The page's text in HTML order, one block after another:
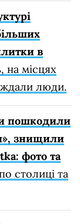
в
на місцях
люди.
пошкодили
знищили
фото та
столиці та